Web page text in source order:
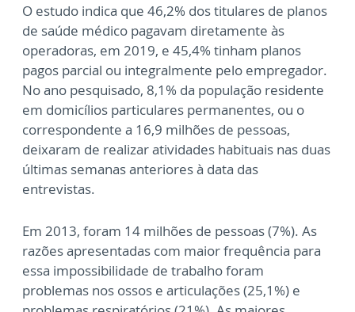
O estudo indica que 46,2% dos titulares de planos
de saúde médico pagavam diretamente às
operadoras, em 2019, e 45,4% tinham planos
pagos parcial ou integralmente pelo empregador.
No ano pesquisado, 8,1% da população residente
em domicílios particulares permanentes, ou o
correspondente a 16,9 milhões de pessoas,
deixaram de realizar atividades habituais nas duas
últimas semanas anteriores à data das
entrevistas.
Em 2013, foram 14 milhões de pessoas (7%). As
razões apresentadas com maior frequência para
essa impossibilidade de trabalho foram
problemas nos ossos e articulações (25,1%) e